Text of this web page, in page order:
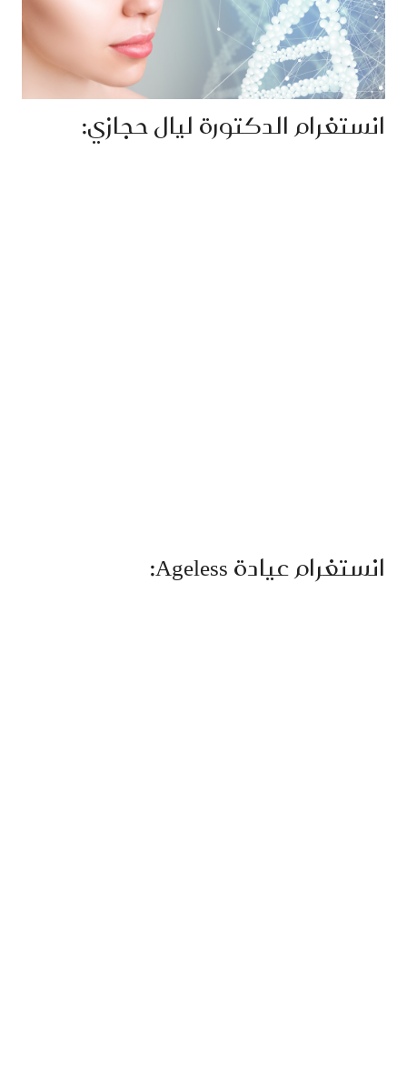
انستغرام الدكتورة ليال حجازي:
انستغرام عيادة Ageless: